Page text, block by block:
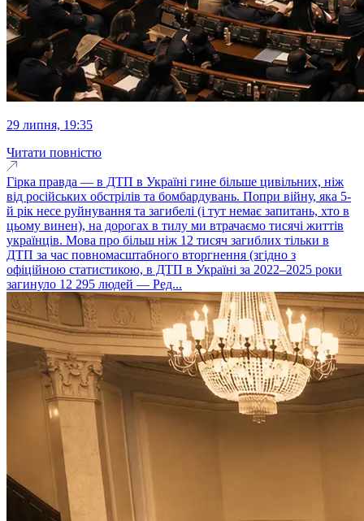
29 липня, 19:35
Читати повністю
Гірка правда — в ДТП в Україні гине більше цивільних, ніж
від російських обстрілів та бомбардувань. Попри війну, яка 5-
й рік несе руйнування та загибелі (і тут немає запитань, хто в
цьому винен), на дорогах в тилу ми втрачаємо тисячі життів
українців. Мова про більш ніж 12 тисяч загиблих тільки в
ДТП за час повномасштабного вторгнення (згідно з
офіційною статистикою, в ДТП в Україні за 2022–2025 роки
загинуло 12 295 людей — Ред...